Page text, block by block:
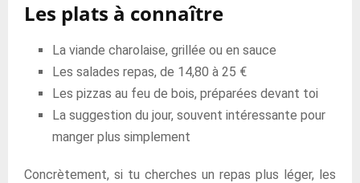
Les plats à connaître
La viande charolaise, grillée ou en sauce
Les salades repas, de 14,80 à 25 €
Les pizzas au feu de bois, préparées devant toi
La suggestion du jour, souvent intéressante pour
manger plus simplement
Concrètement, si tu cherches un repas plus léger, les